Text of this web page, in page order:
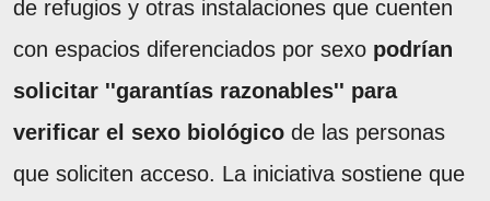
de refugios y otras instalaciones que cuenten
con espacios diferenciados por sexo podrían
solicitar ''garantías razonables'' para
verificar el sexo biológico de las personas
que soliciten acceso. La iniciativa sostiene que